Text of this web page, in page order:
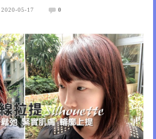
2020-05-17 0